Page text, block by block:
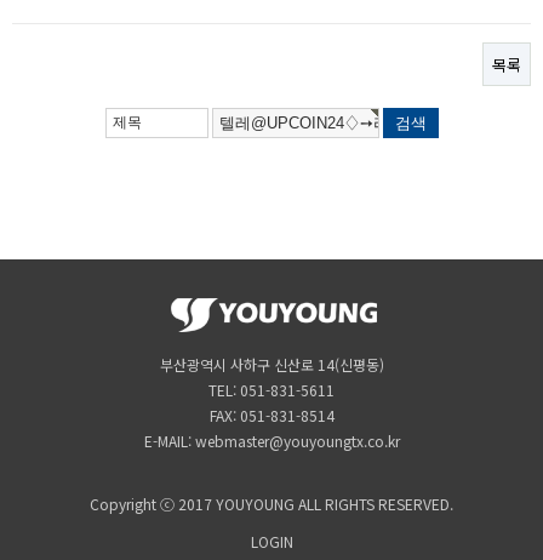
목록
부산광역시 사하구 신산로 14(신평동)
TEL: 051-831-5611
FAX: 051-831-8514
E-MAIL: webmaster@youyoungtx.co.kr
Copyright ⓒ 2017 YOUYOUNG ALL RIGHTS RESERVED.
LOGIN